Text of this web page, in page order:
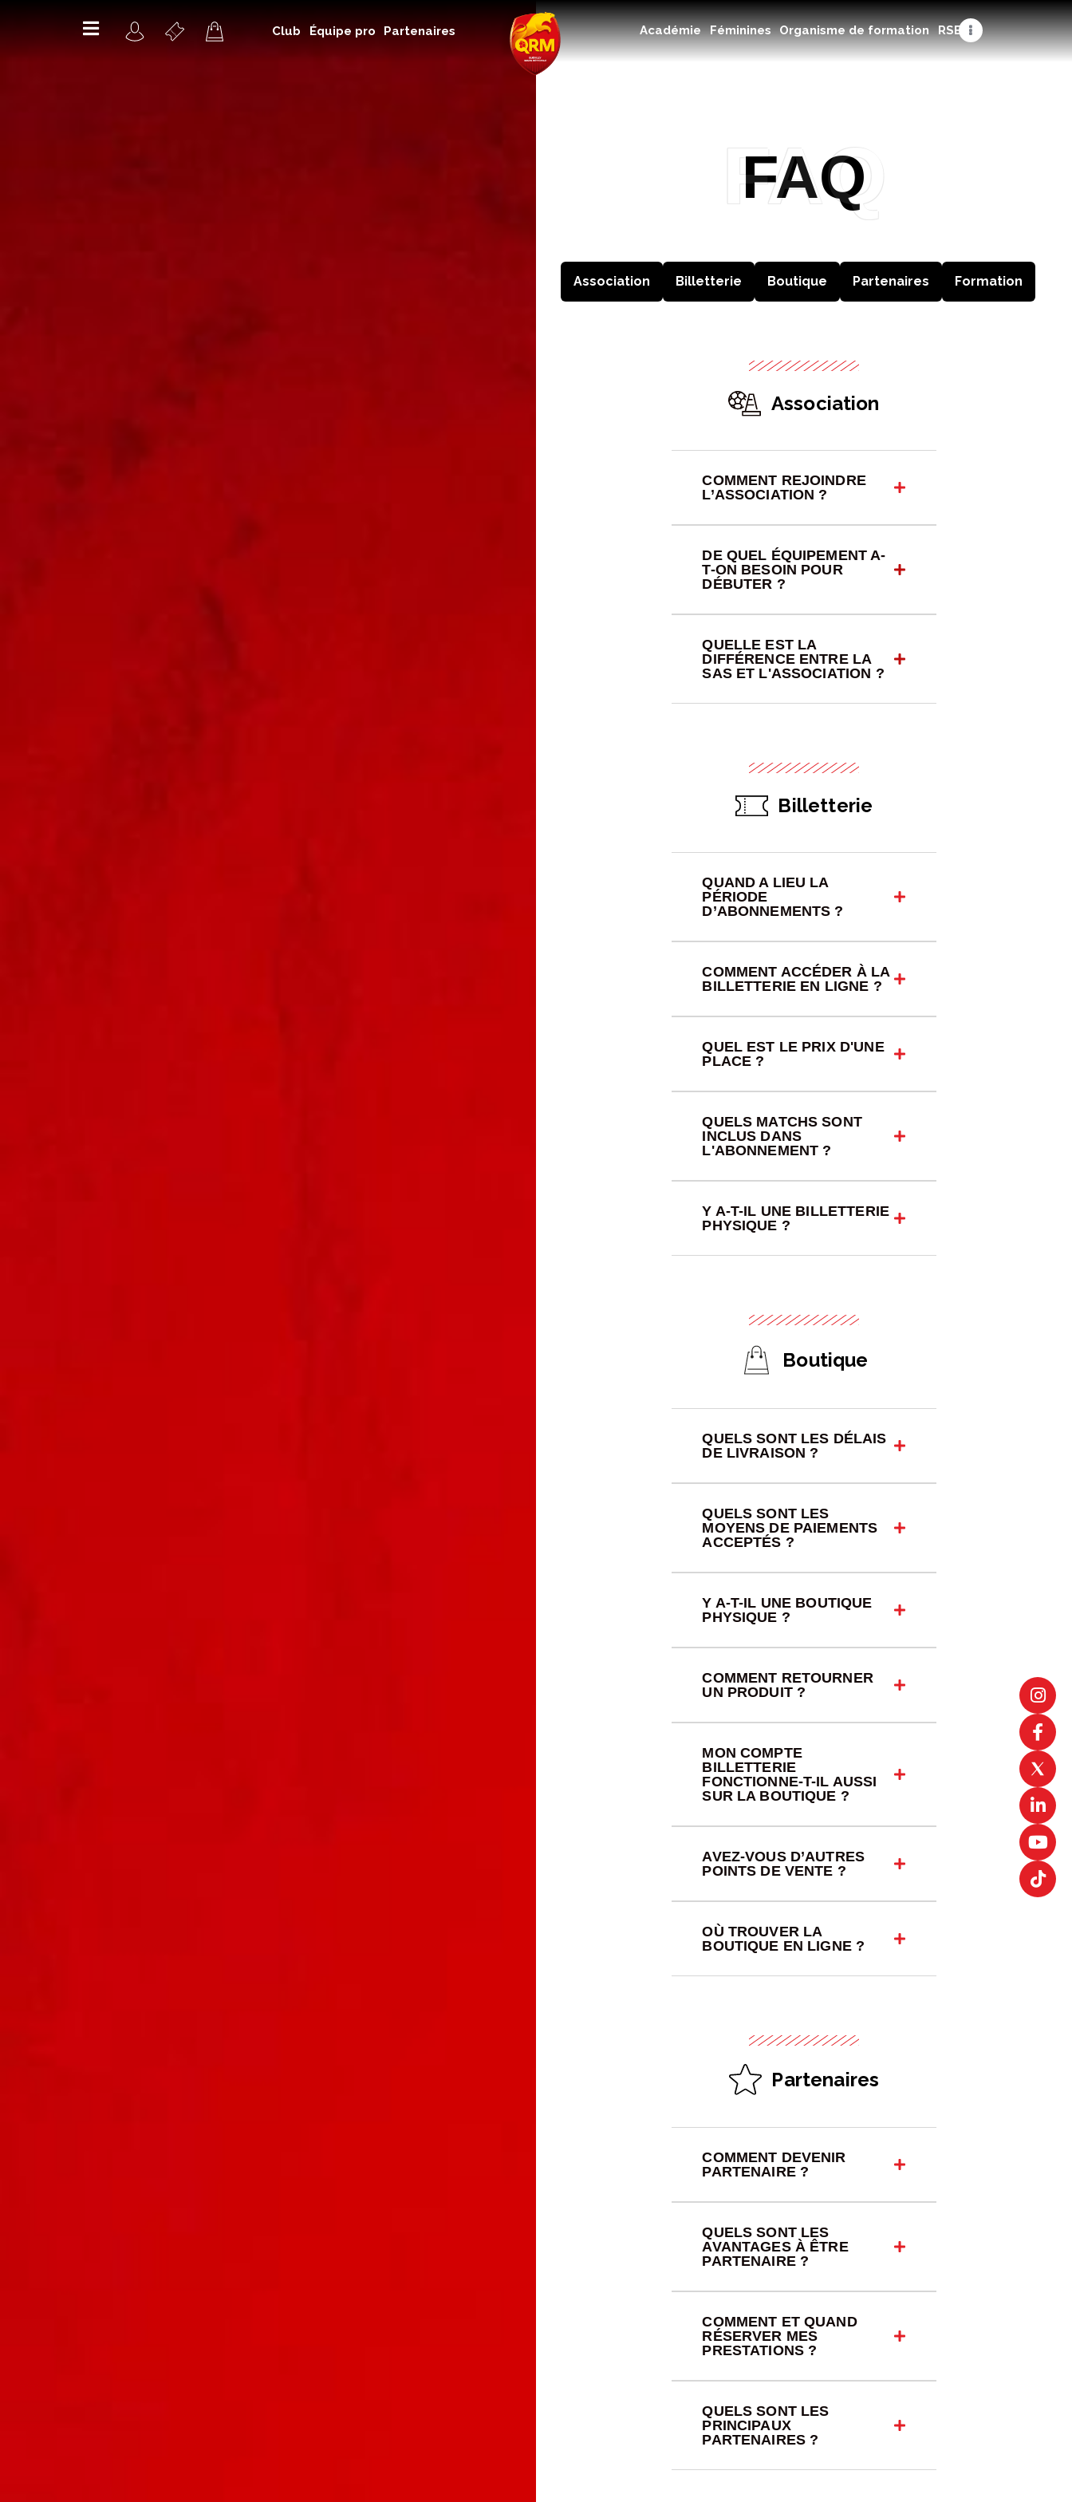
Club Équipe pro Partenaires Académie Féminines Organisme de formation RSE
Féminines
Organisme de formation
FAQ
FAQ
Association Billetterie Boutique Partenaires Formation
Association
COMMENT REJOINDRE
L’ASSOCIATION ?
DE QUEL ÉQUIPEMENT A-
T-ON BESOIN POUR
DÉBUTER ?
QUELLE EST LA
DIFFÉRENCE ENTRE LA
SAS ET L'ASSOCIATION ?
Billetterie
QUAND A LIEU LA
PÉRIODE
D’ABONNEMENTS ?
COMMENT ACCÉDER À LA
BILLETTERIE EN LIGNE ?
QUEL EST LE PRIX D'UNE
PLACE ?
QUELS MATCHS SONT
INCLUS DANS
L'ABONNEMENT ?
Y A-T-IL UNE BILLETTERIE
PHYSIQUE ?
Boutique
QUELS SONT LES DÉLAIS
DE LIVRAISON ?
QUELS SONT LES
MOYENS DE PAIEMENTS
ACCEPTÉS ?
Y A-T-IL UNE BOUTIQUE
PHYSIQUE ?
COMMENT RETOURNER
UN PRODUIT ?
MON COMPTE
BILLETTERIE
FONCTIONNE-T-IL AUSSI
SUR LA BOUTIQUE ?
AVEZ-VOUS D’AUTRES
POINTS DE VENTE ?
OÙ TROUVER LA
BOUTIQUE EN LIGNE ?
Partenaires
COMMENT DEVENIR
PARTENAIRE ?
QUELS SONT LES
AVANTAGES À ÊTRE
PARTENAIRE ?
COMMENT ET QUAND
RÉSERVER MES
PRESTATIONS ?
QUELS SONT LES
PRINCIPAUX
PARTENAIRES ?